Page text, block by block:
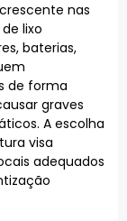
nas
lixo
baterias,
de forma
graves
A escolha
visa
adequados